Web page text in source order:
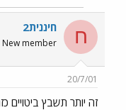
ח חיננית2
New member
20/7/01
זה יותר תשבץ ביטויים